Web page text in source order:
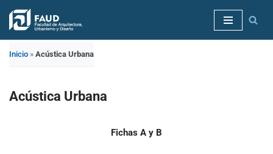
Saltar
Inicio » Acústica Urbana
Acústica Urbana
Fichas A y B